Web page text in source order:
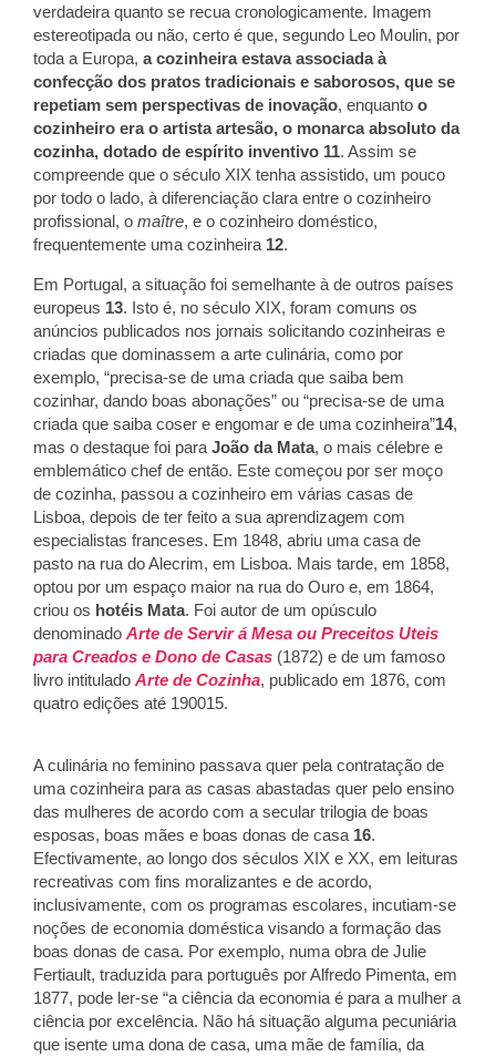
verdadeira quanto se recua cronologicamente. Imagem
estereotipada ou não, certo é que, segundo Leo Moulin, por
toda a Europa, a cozinheira estava associada à
confecção dos pratos tradicionais e saborosos, que se
repetiam sem perspectivas de inovação, enquanto o
cozinheiro era o artista artesão, o monarca absoluto da
cozinha, dotado de espírito inventivo 11. Assim se
compreende que o século XIX tenha assistido, um pouco
por todo o lado, à diferenciação clara entre o cozinheiro
profissional, o maître, e o cozinheiro doméstico,
frequentemente uma cozinheira 12.
Em Portugal, a situação foi semelhante à de outros países
europeus 13. Isto é, no século XIX, foram comuns os
anúncios publicados nos jornais solicitando cozinheiras e
criadas que dominassem a arte culinária, como por
exemplo, “precisa-se de uma criada que saiba bem
cozinhar, dando boas abonações” ou “precisa-se de uma
criada que saiba coser e engomar e de uma cozinheira”14,
mas o destaque foi para João da Mata, o mais célebre e
emblemático chef de então. Este começou por ser moço
de cozinha, passou a cozinheiro em várias casas de
Lisboa, depois de ter feito a sua aprendizagem com
especialistas franceses. Em 1848, abriu uma casa de
pasto na rua do Alecrim, em Lisboa. Mais tarde, em 1858,
optou por um espaço maior na rua do Ouro e, em 1864,
criou os hotéis Mata. Foi autor de um opúsculo
denominado Arte de Servir á Mesa ou Preceitos Uteis
para Creados e Dono de Casas (1872) e de um famoso
livro intitulado Arte de Cozinha, publicado em 1876, com
quatro edições até 190015.
A culinária no feminino passava quer pela contratação de
uma cozinheira para as casas abastadas quer pelo ensino
das mulheres de acordo com a secular trilogia de boas
esposas, boas mães e boas donas de casa 16.
Efectivamente, ao longo dos séculos XIX e XX, em leituras
recreativas com fins moralizantes e de acordo,
inclusivamente, com os programas escolares, incutiam-se
noções de economia doméstica visando a formação das
boas donas de casa. Por exemplo, numa obra de Julie
Fertiault, traduzida para português por Alfredo Pimenta, em
1877, pode ler-se “a ciência da economia é para a mulher a
ciência por excelência. Não há situação alguma pecuniária
que isente uma dona de casa, uma mãe de família, da